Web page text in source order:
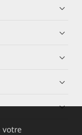
votre